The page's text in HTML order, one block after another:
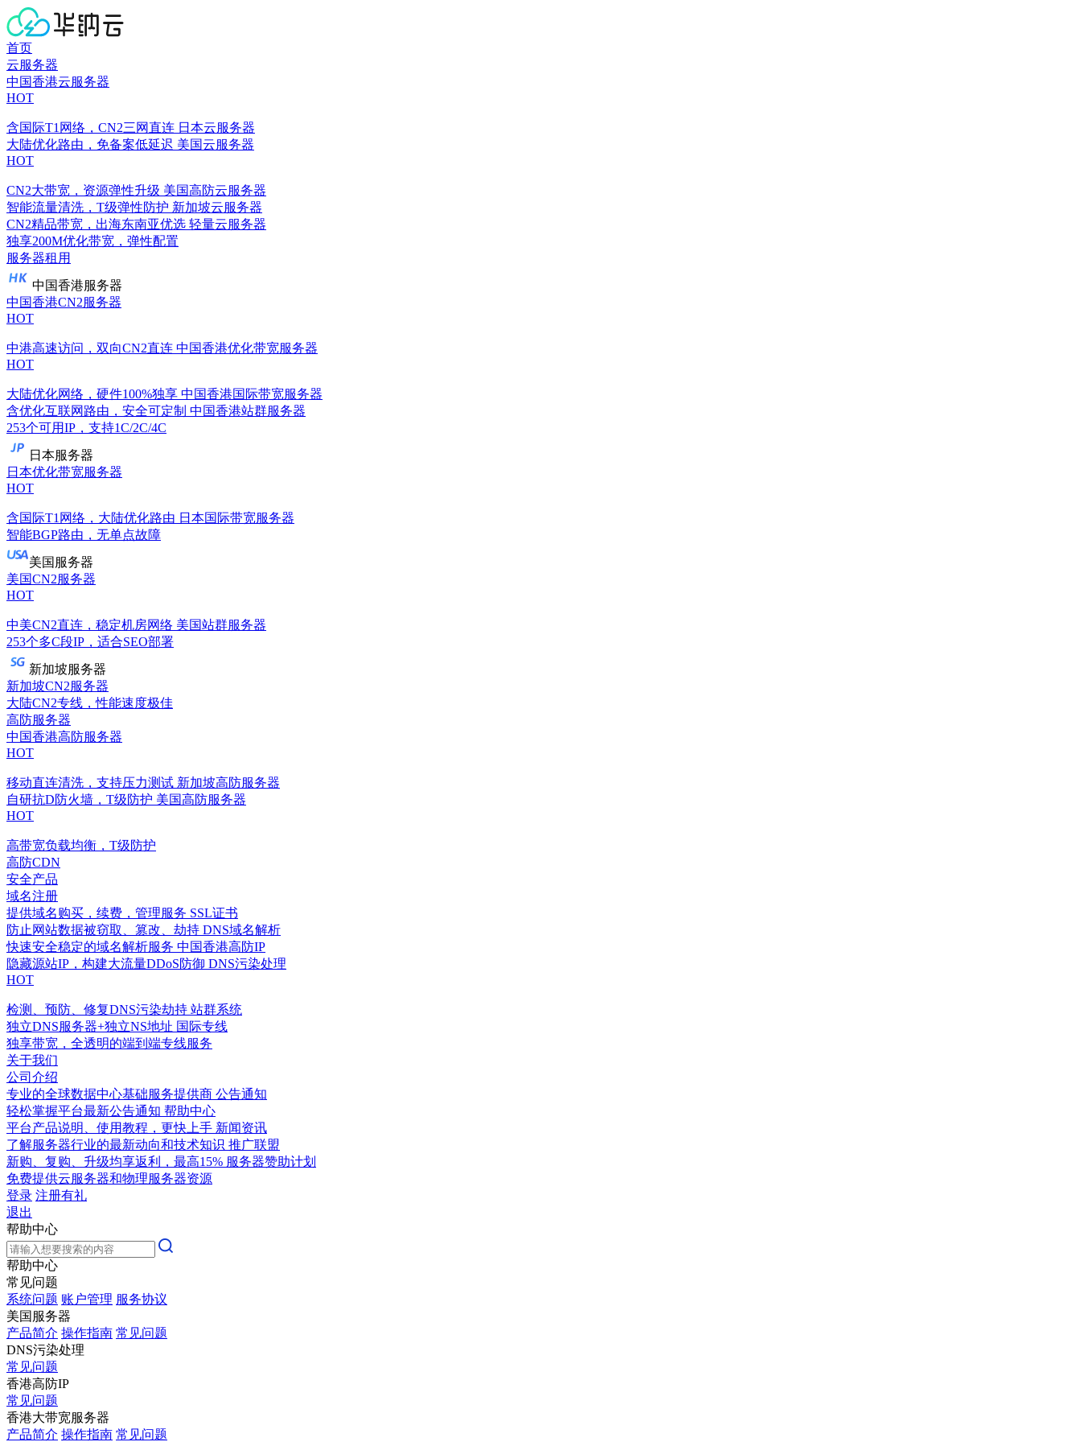
首页
云服务器
中国香港云服务器
HOT
含国际T1网络，CN2三网直连 日本云服务器
大陆优化路由，免备案低延迟 美国云服务器
HOT
CN2大带宽，资源弹性升级 美国高防云服务器
智能流量清洗，T级弹性防护 新加坡云服务器
CN2精品带宽，出海东南亚优选 轻量云服务器
独享200M优化带宽，弹性配置
服务器租用
中国香港服务器
中国香港CN2服务器
HOT
中港高速访问，双向CN2直连 中国香港优化带宽服务器
HOT
大陆优化网络，硬件100%独享 中国香港国际带宽服务器
含优化互联网路由，安全可定制 中国香港站群服务器
253个可用IP，支持1C/2C/4C
日本服务器
日本优化带宽服务器
HOT
含国际T1网络，大陆优化路由 日本国际带宽服务器
智能BGP路由，无单点故障
美国服务器
美国CN2服务器
HOT
中美CN2直连，稳定机房网络 美国站群服务器
253个多C段IP，适合SEO部署
新加坡服务器
新加坡CN2服务器
大陆CN2专线，性能速度极佳
高防服务器
中国香港高防服务器
HOT
移动直连清洗，支持压力测试 新加坡高防服务器
自研抗D防火墙，T级防护 美国高防服务器
HOT
高带宽负载均衡，T级防护
高防CDN
安全产品
域名注册
提供域名购买，续费，管理服务 SSL证书
防止网站数据被窃取、篡改、劫持 DNS域名解析
快速安全稳定的域名解析服务 中国香港高防IP
隐藏源站IP，构建大流量DDoS防御 DNS污染处理
HOT
检测、预防、修复DNS污染劫持 站群系统
独立DNS服务器+独立NS地址 国际专线
独享带宽，全透明的端到端专线服务
关于我们
公司介绍
专业的全球数据中心基础服务提供商 公告通知
轻松掌握平台最新公告通知 帮助中心
平台产品说明、使用教程，更快上手 新闻资讯
了解服务器行业的最新动向和技术知识 推广联盟
新购、复购、升级均享返利，最高15% 服务器赞助计划
免费提供云服务器和物理服务器资源
登录 注册有礼
退出
帮助中心
帮助中心
常见问题
系统问题 账户管理 服务协议
美国服务器
产品简介 操作指南 常见问题
DNS污染处理
常见问题
香港高防IP
常见问题
香港大带宽服务器
产品简介 操作指南 常见问题